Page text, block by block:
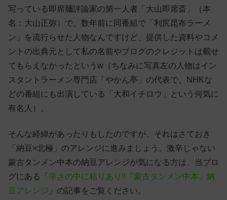
写っている即席麺評論家の第一人者「大山即席斎」（本
名：大山正弥）で、数年前に同番組で「利尻昆布ラーメ
ン」を流行らせた人物なんですけど、提供した資料やコメ
ントの出典元として私の名前やブログのクレジットは載せ
てもらえなかったというw（ちなみに写真左の人物はイン
スタントラーメン専門店「やかん亭」の代表で、NHKな
どの番組にも出演している「大和イチロウ」という何気に
有名人）。
そんな経緯があったりもしたのですが、それはさておき
「納豆×北極」のアレンジに進みましょう。激辛じゃない
蒙古タンメン中本の納豆アレンジが気になる方は、当ブロ
グにある「 辛さの中に粘りあり!!『蒙古タンメン中本』納
豆アレンジ 」の記事をご覧ください。